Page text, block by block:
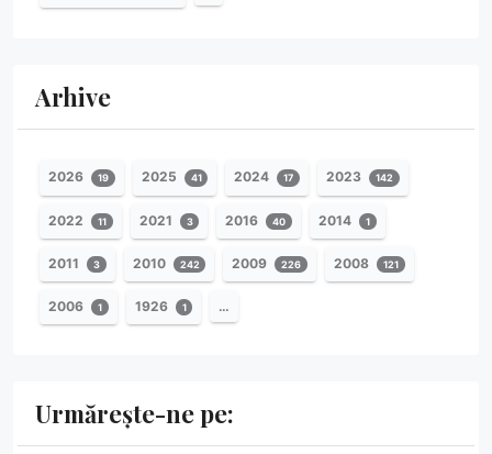
Arhive
2026 19 2025 41 2024 17 2023 142
2022 11 2021 3 2016 40 2014 1
2011 3 2010 242 2009 226 2008 121
2006 1 1926 1 …
Urmărește-ne pe: